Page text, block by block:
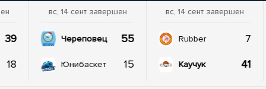
39
18
вс, 14 сент. завершен
Череповец 55
Юнибаскет 15
вс, 14 сент. завершен
Rubber 7
Каучук 41